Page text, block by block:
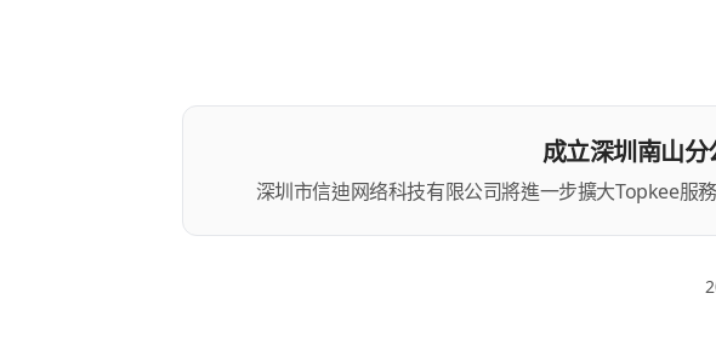
成立深圳南山分
深圳市信迪网络科技有限公司將進一步擴大Topkee服